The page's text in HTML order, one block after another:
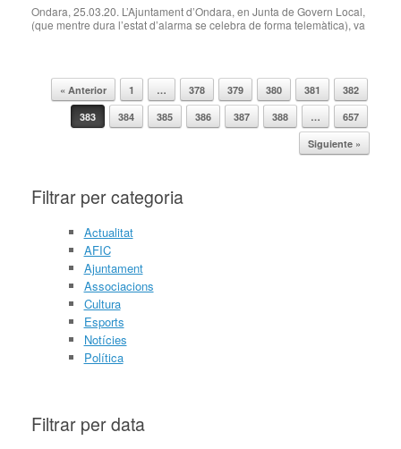
Ondara, 25.03.20. L’Ajuntament d’Ondara, en Junta de Govern Local,
(que mentre dura l’estat d’alarma se celebra de forma telemàtica), va
cursen estudis fora del municipi, […]
Navegador de artículos
« Anterior 1 … 378 379 380 381
382
383
384 385 386 387 388 …
657
Siguiente »
Filtrar per categoria
Actualitat
AFIC
Ajuntament
Associacions
Cultura
Esports
Notícies
Política
Filtrar per data